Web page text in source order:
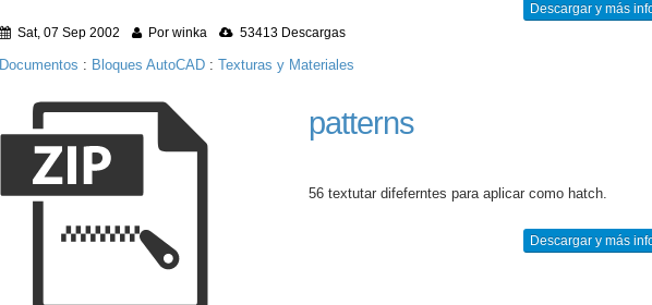
Descargar y más
Sat, 07 Sep 2002 Por winka 53413 Descargas
Documentos : Bloques AutoCAD : Texturas y Materiales
patterns
56 textutar difeferntes para aplicar como hatch.
Descargar y más